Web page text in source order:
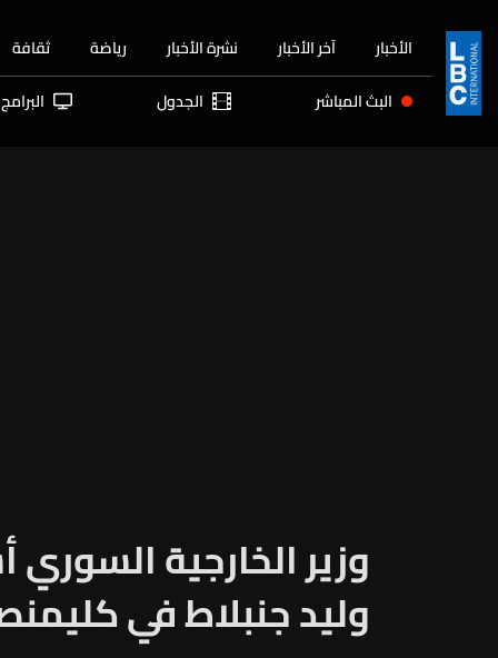
الأخبار آخر الأخبار نشرة الأخبار رياضة ثقافة
البث المباشر الجدول البرامج
وزير الخارجية
وليد جنبلاط في